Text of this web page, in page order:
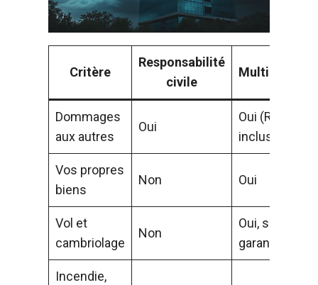
Critère
Responsabilité
civile
Multirisque
Dommages
aux autres
Oui
Oui (RC
incluse)
Vos propres
biens
Non Oui
Vol et
cambriolage
Non
Oui, selon
garanties
Incendie,